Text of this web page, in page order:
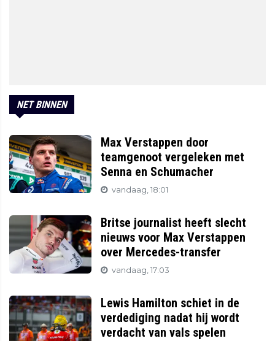
NET BINNEN
Max Verstappen door
teamgenoot vergeleken met
Senna en Schumacher
vandaag, 18:01
Britse journalist heeft slecht
nieuws voor Max Verstappen
over Mercedes-transfer
vandaag, 17:03
Lewis Hamilton schiet in de
verdediging nadat hij wordt
verdacht van vals spelen